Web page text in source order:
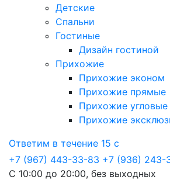
Детские
Спальни
Гостиные
Дизайн гостиной
Прихожие
Прихожие эконом
Прихожие прямые
Прихожие угловые
Прихожие
Ответим в течение 15 с
+7 (967) 443-33-83 +7 (936) 243-
С 10:00 до 20:00, без выходных